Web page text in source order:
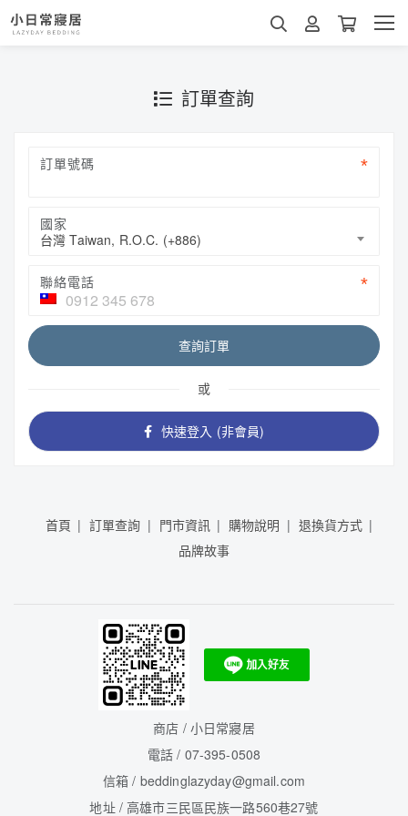
訂單查詢
訂單號碼
國家
台灣 Taiwan, R.O.C. (+886)
聯絡電話
查詢訂單
或
快速登入 (非會員)
首頁 訂單查詢 門市資訊 購物說明
退換貨方式
品牌故事
商店 / 小日常寢居
電話 / 07-395-0508
信箱 / beddinglazyday@gmail.com
地址 / 高雄市三民區民族一路560巷27號